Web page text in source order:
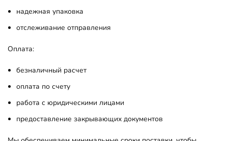
надежная упаковка
отслеживание отправления
Оплата:
безналичный расчет
оплата по счету
работа с юридическими лицами
предоставление закрывающих документов